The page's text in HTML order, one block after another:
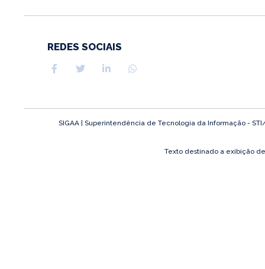
REDES SOCIAIS
SIGAA | Superintendência de Tecnologia da Informação -
Texto destinado a exibição